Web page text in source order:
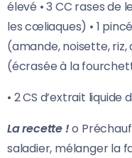
élevé • 3 CC rases de
les cœliaques) • 1
(amande, noisette, riz,
(écrasée à la
• 2 CS d’extrait liquide
La recette !o
saladier, mélanger la